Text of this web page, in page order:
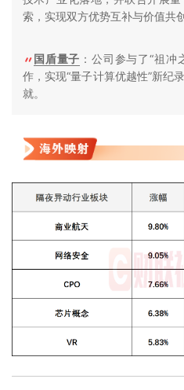
索，实现双方优势互补与价值共创
国盾量子 ：公司参与了“祖
作，实现“量子计算优越性”新纪
就。